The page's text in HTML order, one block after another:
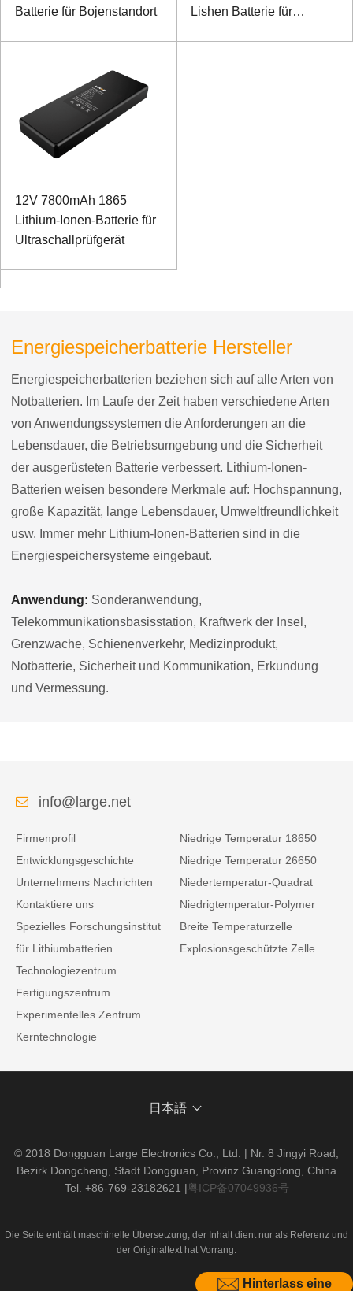
Batterie für Bojenstandort
Lishen Batterie für
12V 7800mAh 1865
Lithium-Ionen-Batterie für
Ultraschallprüfgerät
Energiespeicherbatterie Hersteller
Energiespeicherbatterien beziehen sich auf alle Arten von
Notbatterien. Im Laufe der Zeit haben verschiedene Arten
von Anwendungssystemen die Anforderungen an die
Lebensdauer, die Betriebsumgebung und die Sicherheit
der ausgerüsteten Batterie verbessert. Lithium-Ionen-
Batterien weisen besondere Merkmale auf: Hochspannung,
große Kapazität, lange Lebensdauer, Umweltfreundlichkeit
usw. Immer mehr Lithium-Ionen-Batterien sind in die
Energiespeichersysteme eingebaut.
Anwendung: Sonderanwendung,
Telekommunikationsbasisstation, Kraftwerk der Insel,
Grenzwache, Schienenverkehr, Medizinprodukt,
Notbatterie, Sicherheit und Kommunikation, Erkundung
und Vermessung.
Hinterlass eine
info@large.net
Firmenprofil
Entwicklungsgeschichte
Unternehmens Nachrichten
Kontaktiere uns
Spezielles Forschungsinstitut
für Lithiumbatterien
Technologiezentrum
Fertigungszentrum
Experimentelles Zentrum
Kerntechnologie
Niedrige Temperatur 18650
Niedrige Temperatur 26650
Niedertemperatur-Quadrat
Niedrigtemperatur-Polymer
Breite Temperaturzelle
Explosionsgeschützte Zelle
日本語
© 2018 Dongguan Large Electronics Co., Ltd. | Nr. 8 Jingyi Road,
Bezirk Dongcheng, Stadt Dongguan, Provinz Guangdong, China
Tel. +86-769-23182621 |粤ICP备07049936号
Die Seite enthält maschinelle Übersetzung, der Inhalt dient nur als Referenz und
der Originaltext hat Vorrang.